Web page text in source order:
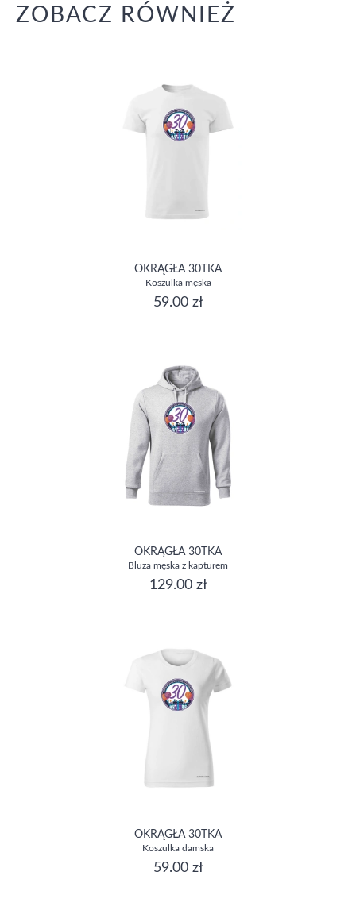
ZOBACZ RÓWNIEŻ
OKRĄGŁA 30TKA
Koszulka męska
59.00 zł
OKRĄGŁA 30TKA
Bluza męska z kapturem
129.00 zł
OKRĄGŁA 30TKA
Koszulka damska
59.00 zł